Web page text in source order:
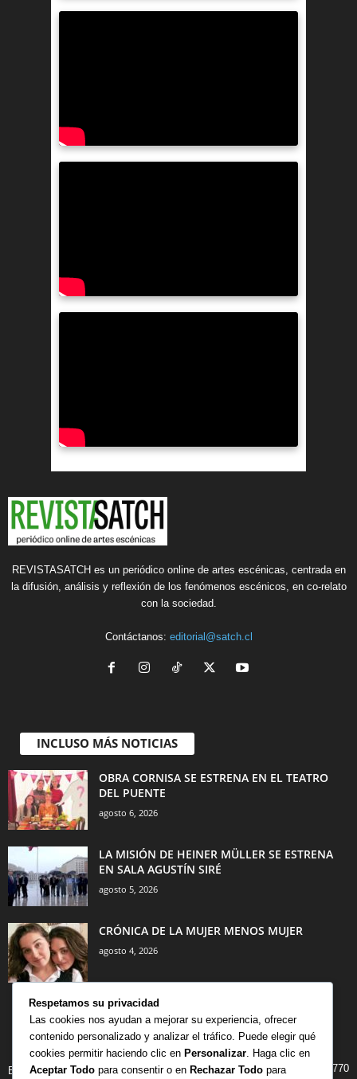
REVISTASATCH es un periódico online de artes escénicas, centrada en
la difusión, análisis y reflexión de los fenómenos escénicos, en co-relato
con la sociedad.
Contáctanos: editorial@satch.cl
INCLUSO MÁS NOTICIAS
OBRA CORNISA SE ESTRENA EN EL TEATRO
DEL PUENTE
agosto 6, 2026
LA MISIÓN DE HEINER MÜLLER SE ESTRENA
EN SALA AGUSTÍN SIRÉ
agosto 5, 2026
CRÓNICA DE LA MUJER MENOS MUJER
agosto 4, 2026
CATEGORÍA POPULAR
BIBLIOTECA 770
Respetamos su privacidad
Las cookies nos ayudan a mejorar su experiencia, ofrecer
contenido personalizado y analizar el tráfico. Puede elegir qué
cookies permitir haciendo clic en Personalizar . Haga clic en
Aceptar Todo para consentir o en Rechazar Todo para